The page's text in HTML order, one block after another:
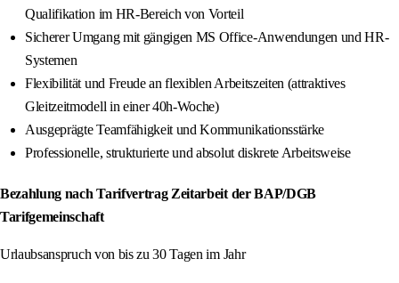
Qualifikation im HR-Bereich von Vorteil
Sicherer Umgang mit gängigen MS Office-Anwendungen und HR-
Systemen
Flexibilität und Freude an flexiblen Arbeitszeiten (attraktives
Gleitzeitmodell in einer 40h-Woche)
Ausgeprägte Teamfähigkeit und Kommunikationsstärke
Professionelle, strukturierte und absolut diskrete Arbeitsweise
Bezahlung nach Tarifvertrag Zeitarbeit der BAP/DGB
Tarifgemeinschaft
Urlaubsanspruch von bis zu 30 Tagen im Jahr